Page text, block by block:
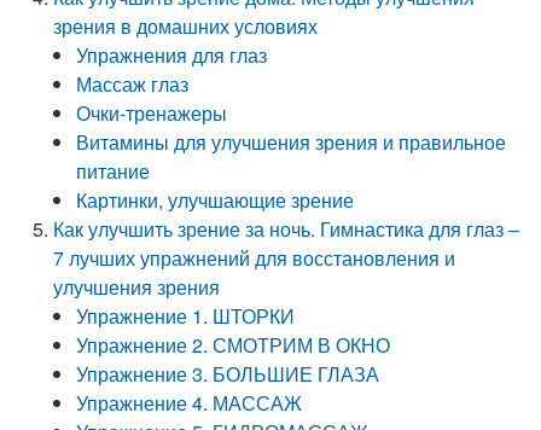
зрения в домашних условиях
Упражнения для глаз
Массаж глаз
Очки-тренажеры
Витамины для улучшения зрения и правильное
питание
Картинки, улучшающие зрение
Как улучшить зрение за ночь. Гимнастика для глаз –
7 лучших упражнений для восстановления и
улучшения зрения
Упражнение 1. ШТОРКИ
Упражнение 2. СМОТРИМ В ОКНО
Упражнение 3. БОЛЬШИЕ ГЛАЗА
Упражнение 4. МАССАЖ